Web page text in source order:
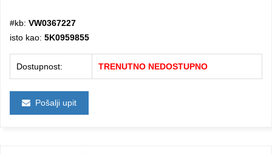
#kb: VW0367227
isto kao: 5K0959855
Dostupnost: TRENUTNO NEDOSTUPNO
Pošalji upit